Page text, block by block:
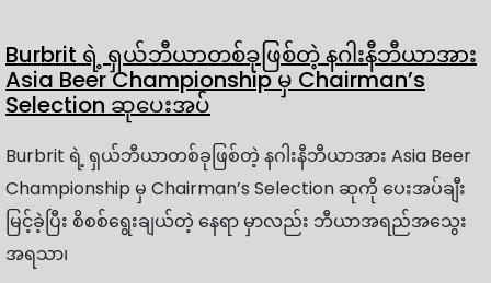
Burbrit ရဲ့ ရှယ်ဘီယာတစ်ခုဖြစ်တဲ့ နဂါးနီဘီယာအား
Asia Beer Championship မှ Chairman’s
Selection ဆုပေးအပ်
Burbrit ရဲ့ ရှယ်ဘီယာတစ်ခုဖြစ်တဲ့ နဂါးနီဘီယာအား Asia Beer
Championship မှ Chairman’s Selection ဆုကို ပေးအပ်ချီး
မြင့်ခဲ့ပြီး စိစစ်ရွေးချယ်တဲ့ နေရာ မှာလည်း ဘီယာအရည်အသွေး
အရသာ၊